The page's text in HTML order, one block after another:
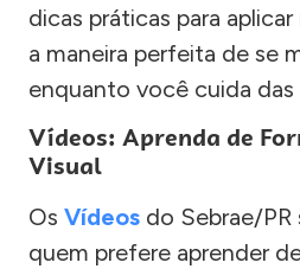
dicas práticas para
a maneira perfeita de se
enquanto você cuida das
Vídeos: Aprenda de
Visual
Os Vídeos do Sebrae/PR
quem prefere aprender